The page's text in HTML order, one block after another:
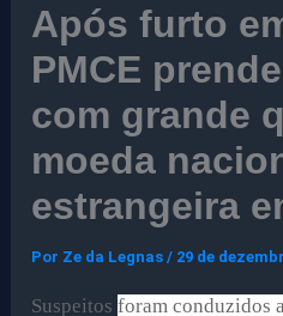
Após furto
PMCE
com grande
moeda
estrangeira
Por Ze da Legnas/ 29 de
Suspeitosforam conduzidos